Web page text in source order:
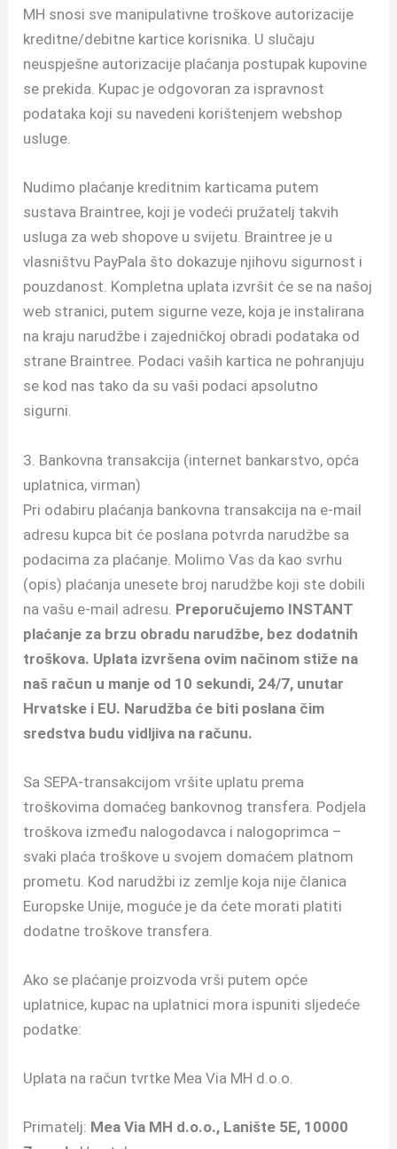
MH snosi sve manipulativne troškove autorizacije
kreditne/debitne kartice korisnika. U slučaju
neuspješne autorizacije plaćanja postupak kupovine
se prekida. Kupac je odgovoran za ispravnost
podataka koji su navedeni korištenjem webshop
usluge.
Nudimo plaćanje kreditnim karticama putem
sustava Braintree, koji je vodeći pružatelj takvih
usluga za web shopove u svijetu. Braintree je u
vlasništvu PayPala što dokazuje njihovu sigurnost i
pouzdanost. Kompletna uplata izvršit će se na našoj
web stranici, putem sigurne veze, koja je instalirana
na kraju narudžbe i zajedničkoj obradi podataka od
strane Braintree. Podaci vaših kartica ne pohranjuju
se kod nas tako da su vaši podaci apsolutno
sigurni.
3. Bankovna transakcija (internet bankarstvo, opća
uplatnica, virman)
Pri odabiru plaćanja bankovna transakcija na e-mail
adresu kupca bit će poslana potvrda narudžbe sa
podacima za plaćanje. Molimo Vas da kao svrhu
(opis) plaćanja unesete broj narudžbe koji ste dobili
na vašu e-mail adresu. Preporučujemo INSTANT
plaćanje za brzu obradu narudžbe, bez dodatnih
troškova. Uplata izvršena ovim načinom stiže na
naš račun u manje od 10 sekundi, 24/7, unutar
Hrvatske i EU. Narudžba će biti poslana čim
sredstva budu vidljiva na računu.
Sa SEPA-transakcijom vršite uplatu prema
troškovima domaćeg bankovnog transfera. Podjela
troškova između nalogodavca i nalogoprimca –
svaki plaća troškove u svojem domaćem platnom
prometu. Kod narudžbi iz zemlje koja nije članica
Europske Unije, moguće je da ćete morati platiti
dodatne troškove transfera.
Ako se plaćanje proizvoda vrši putem opće
uplatnice, kupac na uplatnici mora ispuniti sljedeće
podatke:
Uplata na račun tvrtke Mea Via MH d.o.o.
Primatelj: Mea Via MH d.o.o., Lanište 5E, 10000